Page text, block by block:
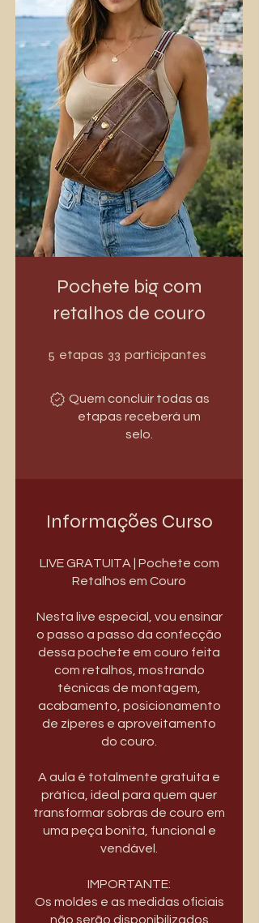
Pochete big com
retalhos de couro
5 etapas 33 participantes
Quem concluir todas as
etapas receberá um
selo.
Informações Curso
LIVE GRATUITA | Pochete com
Retalhos em Couro
Nesta live especial, vou ensinar
o passo a passo da confecção
dessa pochete em couro feita
com retalhos, mostrando
técnicas de montagem,
acabamento, posicionamento
de zíperes e aproveitamento
do couro.
A aula é totalmente gratuita e
prática, ideal para quem quer
transformar sobras de couro em
uma peça bonita, funcional e
vendável.
IMPORTANTE:
Os moldes e as medidas oficiais
não serão disponibilizados